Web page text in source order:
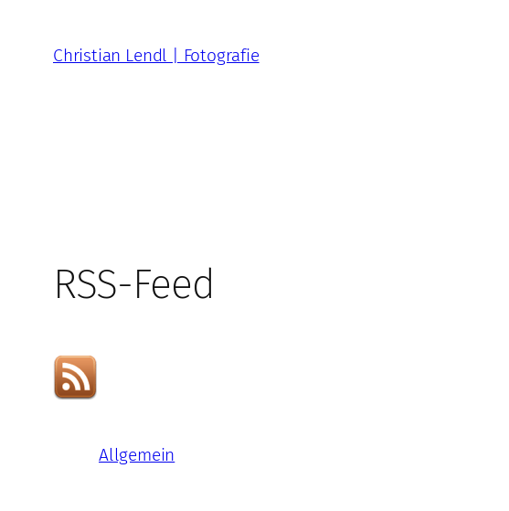
springen
Christian Lendl | Fotografie
RSS-Feed
Allgemein